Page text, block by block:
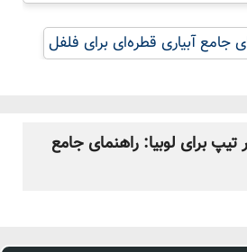
جامع آبیاری قطره‌ای برای فلفل
تیپ برای لوبیا: راهنمای جامع